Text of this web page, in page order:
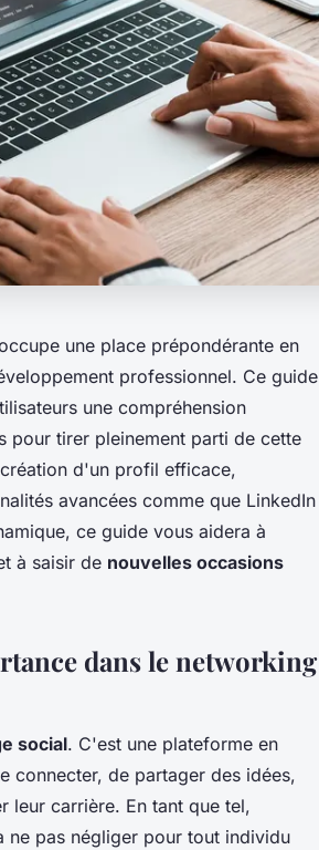
une place prépondérante en
professionnel. Ce guide
une compréhension
pour tirer pleinement parti de cette
d'un profil efficace,
avancées comme que LinkedIn
ce guide vous aidera à
à saisir de nouvelles occasions
dans le networking
social. C'est une plateforme en
connecter, de partager des idées,
leur carrière. En tant que tel,
ne pas négliger pour tout individu